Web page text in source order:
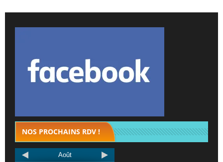
NOS PROCHAINS RDV !
Août